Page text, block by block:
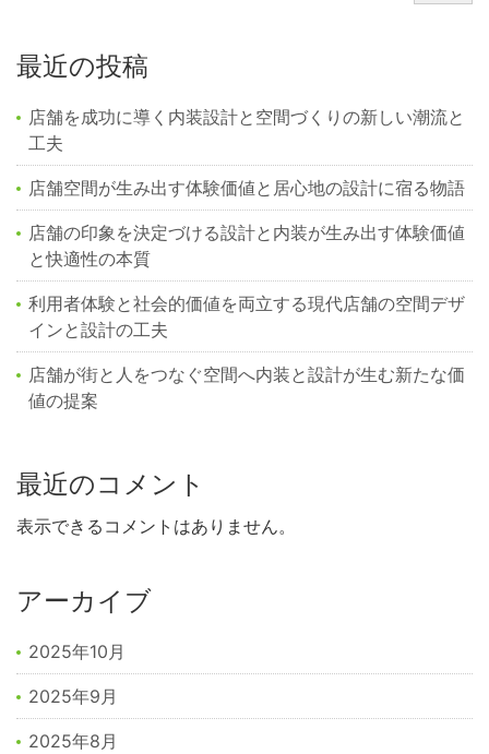
最近の投稿
店舗を成功に導く内装設計と空間づくりの新しい潮流と
工夫
店舗空間が生み出す体験価値と居心地の設計に宿る物語
店舗の印象を決定づける設計と内装が生み出す体験価値
と快適性の本質
利用者体験と社会的価値を両立する現代店舗の空間デザ
インと設計の工夫
店舗が街と人をつなぐ空間へ内装と設計が生む新たな価
値の提案
最近のコメント
表示できるコメントはありません。
アーカイブ
2025年10月
2025年9月
2025年8月